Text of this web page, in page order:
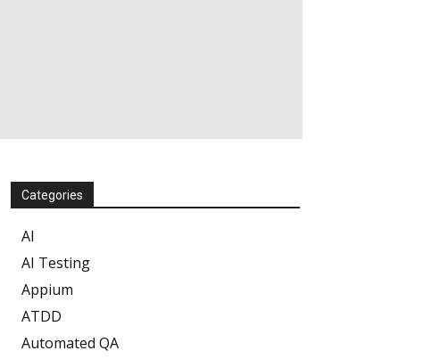
Categories
AI
AI Testing
Appium
ATDD
Automated QA